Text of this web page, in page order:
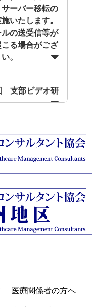
ーバー移転の
いたします。
の送受信等が
る場合がござ
。
支部ビデオ研
医療関係者の方へ